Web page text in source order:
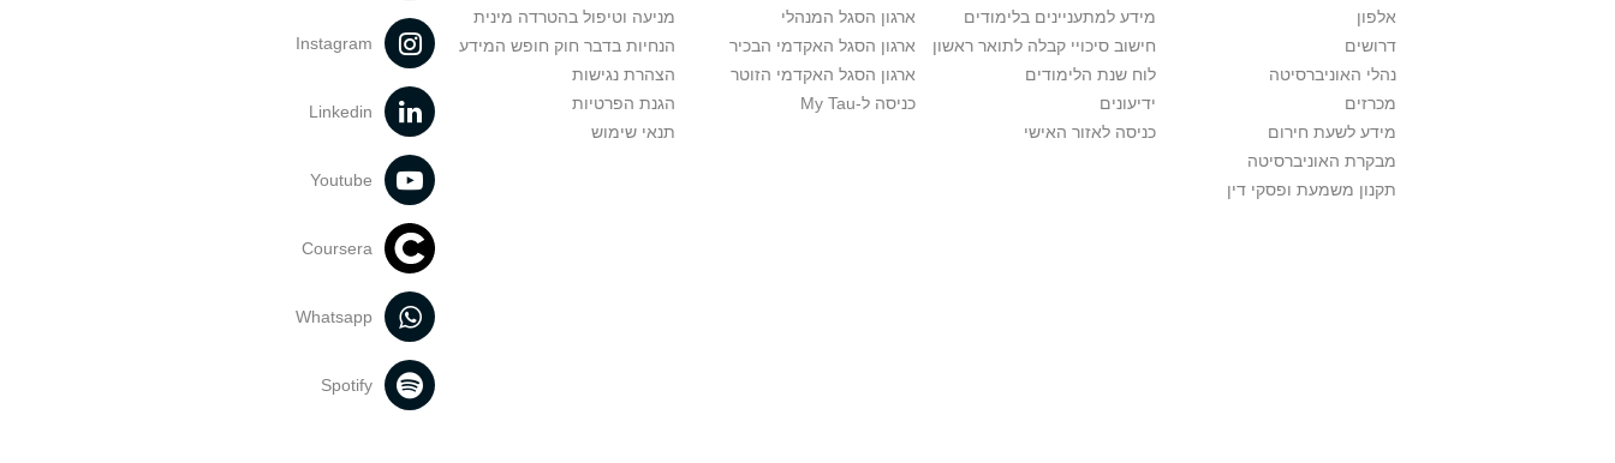
אלפון
דרושים
נהלי האוניברסיטה
מכרזים
מידע לשעת חירום
מבקרת האוניברסיטה
תקנון משמעת ופסקי דין
מידע למתעניינים בלימודים
חישוב סיכויי קבלה לתואר ראשון
לוח שנת הלימודים
ידיעונים
כניסה לאזור האישי
ארגון הסגל המנהלי
ארגון הסגל האקדמי הבכיר
ארגון הסגל האקדמי הזוטר
כניסה ל-My Tau
מניעה וטיפול בהטרדה מינית
הנחיות בדבר חוק חופש המידע
הצהרת נגישות
הגנת הפרטיות
תנאי שימוש
Instagram
Linkedin
Youtube
Coursera
Whatsapp
Spotify